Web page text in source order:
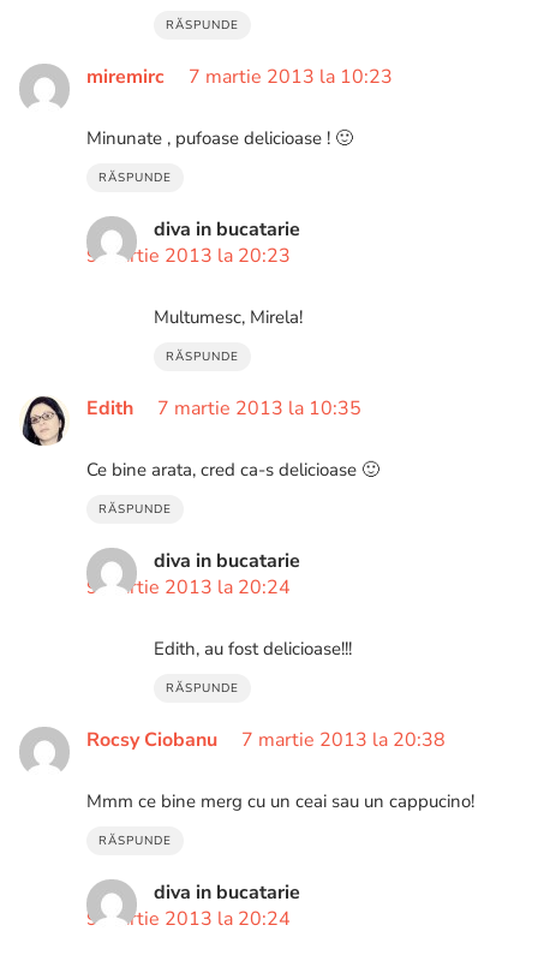
RĂSPUNDE
miremirc 7 martie 2013 la 10:23
Minunate , pufoase delicioase ! 🙂
RĂSPUNDE
diva in bucatarie
9 martie 2013 la 20:23
Multumesc, Mirela!
RĂSPUNDE
Edith 7 martie 2013 la 10:35
Ce bine arata, cred ca-s delicioase 🙂
RĂSPUNDE
diva in bucatarie
9 martie 2013 la 20:24
Edith, au fost delicioase!!!
RĂSPUNDE
Rocsy Ciobanu 7 martie 2013 la 20:38
Mmm ce bine merg cu un ceai sau un cappucino!
RĂSPUNDE
diva in bucatarie
9 martie 2013 la 20:24